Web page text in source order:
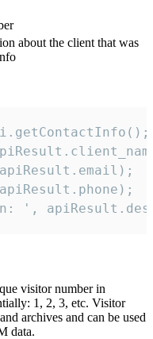
about the client that was
',
visitor number in
1, 2, 3, etc. Visitor
archives and can be used
data.